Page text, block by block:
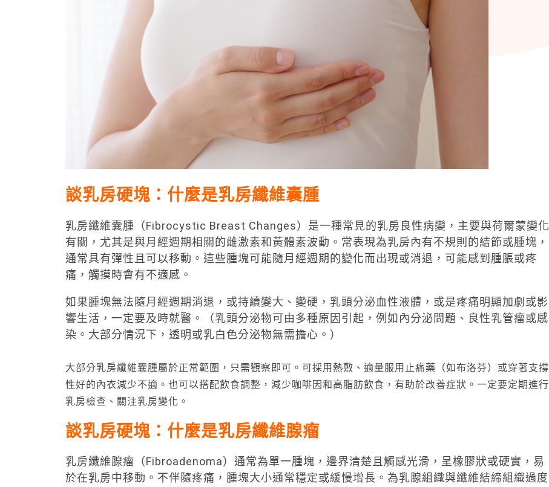
談乳房硬塊：什麼是乳房纖維囊腫
乳房纖維囊腫（Fibrocystic Breast Changes）是一種常見的乳房良性病變，主要與荷爾蒙變化
有關，尤其是與月經週期相關的雌激素和黃體素波動。常表現為乳房內有不規則的結節或腫塊，
通常具有彈性且可以移動。這些腫塊可能隨月經週期的變化而出現或消退，可能感到腫脹或疼
痛，觸摸時會有不適感。
如果腫塊無法隨月經週期消退，或持續變大、變硬，乳頭分泌血性液體，或是疼痛明顯加劇或影
響生活，一定要及時就醫。（乳頭分泌物可由多種原因引起，例如內分泌問題、良性乳管瘤或感
染。大部分情況下，透明或乳白色分泌物無需擔心。）
大部分乳房纖維囊腫屬於正常範圍，只需觀察即可。可採用熱敷、適量服用止痛藥（如布洛芬）或穿著支撐
性好的內衣減少不適。也可以搭配飲食調整，減少咖啡因和高脂肪飲食，有助於改善症狀。一定要定期進行
乳房檢查、關注乳房變化。
談乳房硬塊： 什麼是乳房纖維腺瘤
乳房纖維腺瘤（Fibroadenoma）通常為單一腫塊，邊界清楚且觸感光滑，呈橡膠狀或硬實，易
於在乳房中移動。不伴隨疼痛，腫塊大小通常穩定或緩慢增長。為乳腺組織與纖維結締組織過度